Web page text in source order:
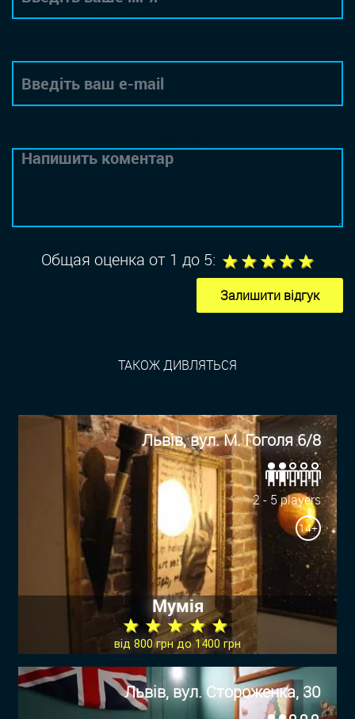
Общая оценка от 1 до 5: 4
3
2
1
Залишити відгук
ТАКОЖ ДИВЛЯТЬСЯ
Львів, вул. М. Гоголя 6/8
2 - 5 players
14+
Мумія
★ ★ ★ ★ ★
від 800 грн до 1400 грн
Львів, вул. Стороженка, 30